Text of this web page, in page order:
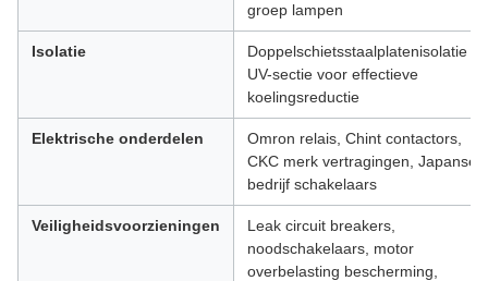
groep lampen
Isolatie
Doppelschietsstaalplatenisolatie in
UV-sectie voor effectieve
koelingsreductie
Elektrische onderdelen
Omron relais, Chint contactors,
CKC merk vertragingen, Japanse
bedrijf schakelaars
Veiligheidsvoorzieningen
Leak circuit breakers,
noodschakelaars, motor
overbelasting bescherming,